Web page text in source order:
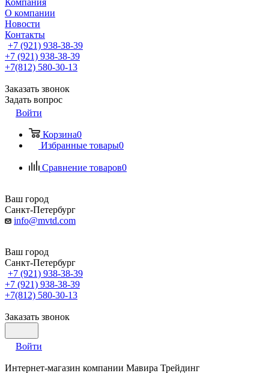
Компания
О компании
Новости
Контакты
+7 (921) 938-38-39
+7 (921) 938-38-39
+7(812) 580-30-13
Заказать звонок
Задать вопрос
Войти
Корзина0
Избранные товары0
Сравнение товаров0
Ваш город
Санкт-Петербург
info@mvtd.com
Ваш город
Санкт-Петербург
+7 (921) 938-38-39
+7 (921) 938-38-39
+7(812) 580-30-13
Заказать звонок
Войти
Интернет-магазин компании Мавира Трейдинг